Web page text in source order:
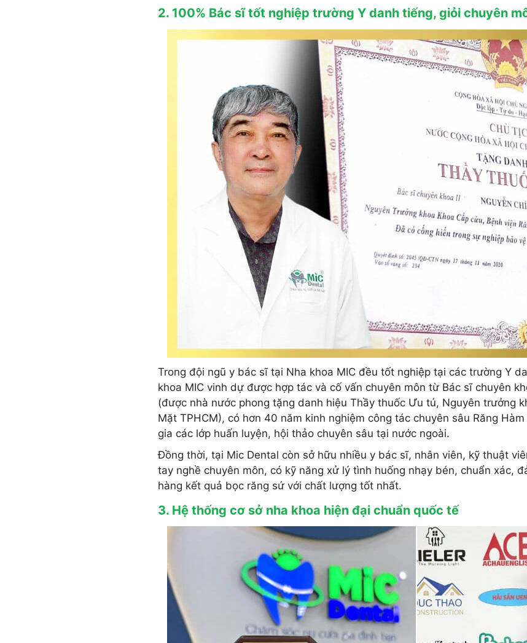
2. 100% Bác sĩ tốt nghiệp trường Y danh tiếng, giỏi chuyên
Trong đội ngũ y bác sĩ tại Nha khoa MIC đều tốt nghiệp tại các trường Y
khoa MIC vinh dự được hợp tác và cố vấn chuyên môn từ Bác sĩ chuyên
(được nhà nước phong tặng danh hiệu Thầy thuốc Ưu tú, Nguyên trưởng
Mặt TPHCM), có hơn 40 năm kinh nghiệm công tác chuyên sâu Răng
gia các lớp huấn luyện, hội thảo chuyên sâu tại nước ngoài.
Đồng thời, tại Mic Dental còn sở hữu nhiều y bác sĩ, nhân viên, kỹ thuật
tay nghề chuyên môn, có kỹ năng xử lý tình huống nhạy bén, chuẩn xác,
hàng kết quả bọc răng sứ với chất lượng tốt nhất.
3. Hệ thống cơ sở nha khoa hiện đại chuẩn quốc tế